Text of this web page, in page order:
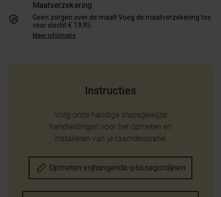
Maatverzekering
Geen zorgen over de maat! Voeg de maatverzekering toe
voor slecht € 19,95.
Meer informatie
Instructies
Volg onze handige stapsgewijze
handleidingen voor het opmeten en
installeren van je raamdecoratie.
Opmeten vrijhangende-plissegordijnen